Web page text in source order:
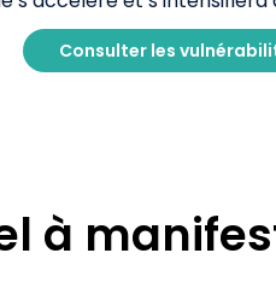
Consulter les
à